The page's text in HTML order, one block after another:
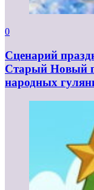
0
Сценарий
Старый Новый
народных